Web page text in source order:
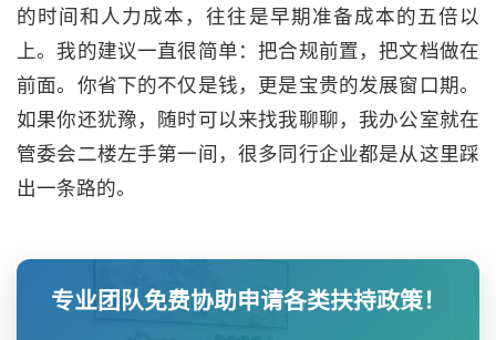
的时间和人力成本，往往是早期准备成本的五倍以
上。我的建议一直很简单：把合规前置，把文档做在
前面。你省下的不仅是钱，更是宝贵的发展窗口期。
如果你还犹豫，随时可以来找我聊聊，我办公室就在
管委会二楼左手第一间，很多同行企业都是从这里踩
出一条路的。
专业团队免费协助申请各类扶持政策！